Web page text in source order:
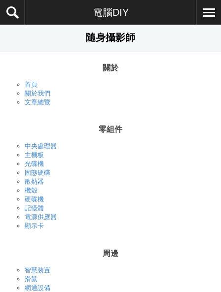
電腦DIY
隨身攝影師
關於
首頁
關於我們
文章總覽
零組件
中央處理器
主機板
光碟機
固態硬碟
散熱器
機殼
硬碟機
記憶體
電源供應器
顯示卡
周邊
智慧裝置
滑鼠
網通設備